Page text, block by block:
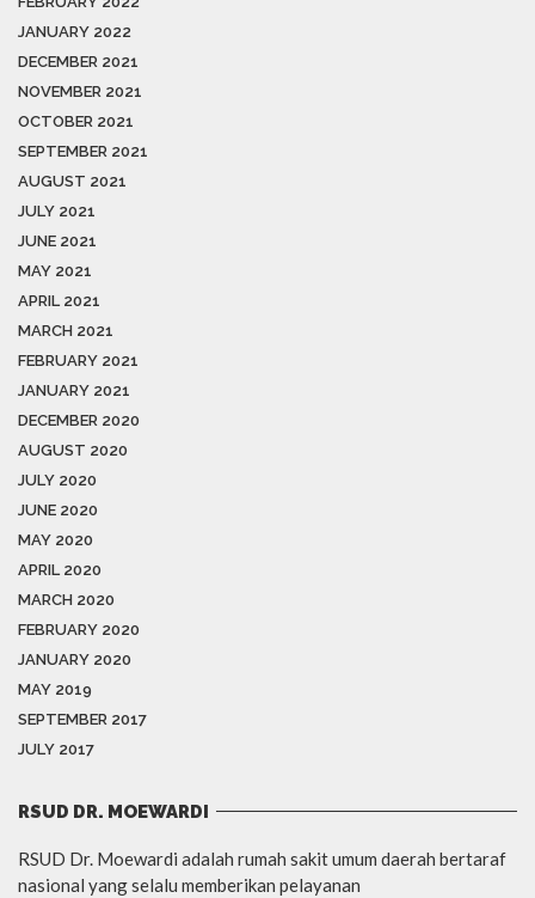
JANUARY 2022
DECEMBER 2021
NOVEMBER 2021
OCTOBER 2021
SEPTEMBER 2021
AUGUST 2021
JULY 2021
JUNE 2021
MAY 2021
APRIL 2021
MARCH 2021
FEBRUARY 2021
JANUARY 2021
DECEMBER 2020
AUGUST 2020
JULY 2020
JUNE 2020
MAY 2020
APRIL 2020
MARCH 2020
FEBRUARY 2020
JANUARY 2020
MAY 2019
SEPTEMBER 2017
JULY 2017
RSUD DR. MOEWARDI
RSUD Dr. Moewardi adalah rumah sakit umum daerah bertaraf
nasional yang selalu memberikan pelayanan